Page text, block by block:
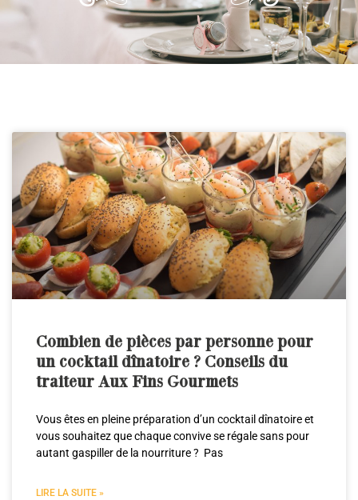
Combien de pièces par personne pour
un cocktail dînatoire ? Conseils du
traiteur Aux Fins Gourmets
Vous êtes en pleine préparation d’un cocktail dînatoire et
vous souhaitez que chaque convive se régale sans pour
autant gaspiller de la nourriture ? Pas
LIRE LA SUITE »